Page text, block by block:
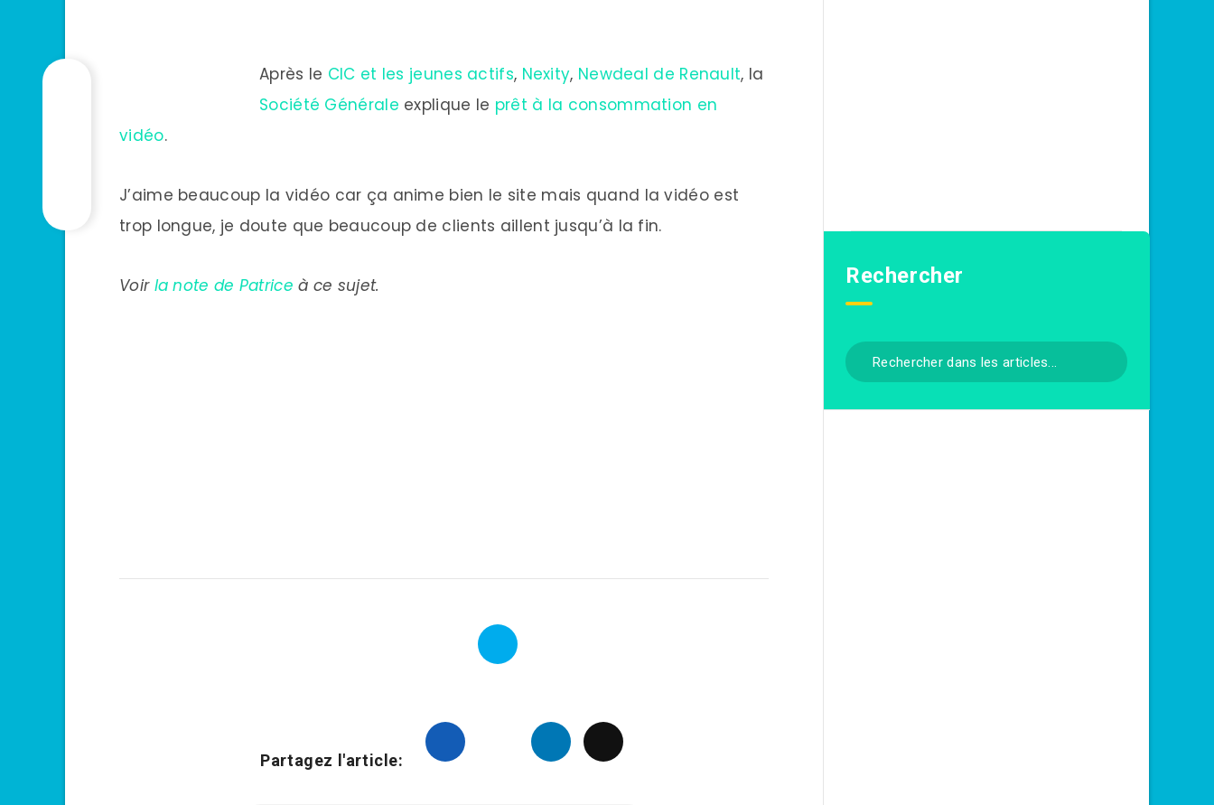
Après le CIC et les jeunes actifs, Nexity, Newdeal de Renault, la
Société Générale explique le prêt à la consommation en
vidéo.
J’aime beaucoup la vidéo car ça anime bien le site mais quand la vidéo est
trop longue, je doute que beaucoup de clients aillent jusqu’à la fin.
Voir la note de Patrice à ce sujet.
Partagez l'article:
Rechercher